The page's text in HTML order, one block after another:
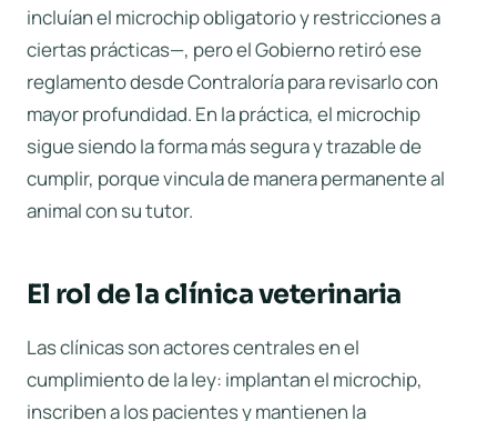
incluían el microchip obligatorio y restricciones a
ciertas prácticas—, pero el Gobierno retiró ese
reglamento desde Contraloría para revisarlo con
mayor profundidad. En la práctica, el microchip
sigue siendo la forma más segura y trazable de
cumplir, porque vincula de manera permanente al
animal con su tutor.
El rol de la clínica veterinaria
Las clínicas son actores centrales en el
cumplimiento de la ley: implantan el microchip,
inscriben a los pacientes y mantienen la